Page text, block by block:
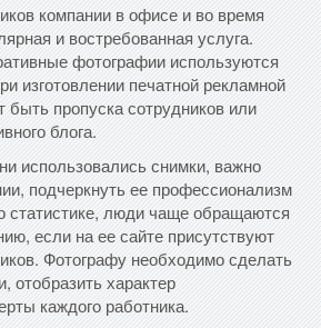
компании в офисе и во время
и востребованная услуга.
фотографии используются
изготовлении печатной рекламной
быть пропуска сотрудников или
блога.
использовались снимки, важно
подчеркнуть ее профессионализм
статистике, люди чаще обращаются
если на ее сайте присутствуют
Фотографу необходимо сделать
отобразить характер
каждого работника.